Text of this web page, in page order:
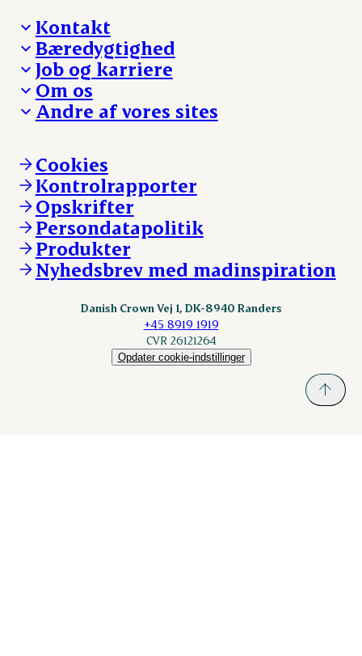
Kontakt
Besøg Danish Crown
Presse og nyheder
Reklamationer
Whistleblower
Øvrige henvendelser
Bæredygtighed
Fra jord til bord
Hverdagen
Ansvarlighed og nøgletal
Job og karriere
Arbejd med os
Ledige stillinger
Om os
Hvem er vi
Vores resultater
Vores lokationer
Kontakt
Andre af vores sites
Andelsejere - kreatur
Danishcrownprofessional.com
DAT-Schaub.com
ESS-FOOD.com
Fonden Dansk Gastronomi
KLS.se
nordicspoor.com
Scanhide.dk
Cookies
Kontrolrapporter
Opskrifter
Persondatapolitik
Produkter
Nyhedsbrev med madinspiration
Danish Crown Vej 1, DK-8940 Randers
+45 8919 1919
CVR 26121264
Opdater cookie-indstillinger